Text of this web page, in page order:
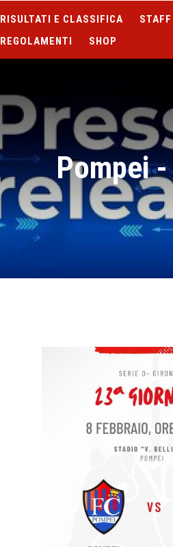
RISULTATI E CLASSIFICA
REGOLAMENTI
SHOP
Pompei